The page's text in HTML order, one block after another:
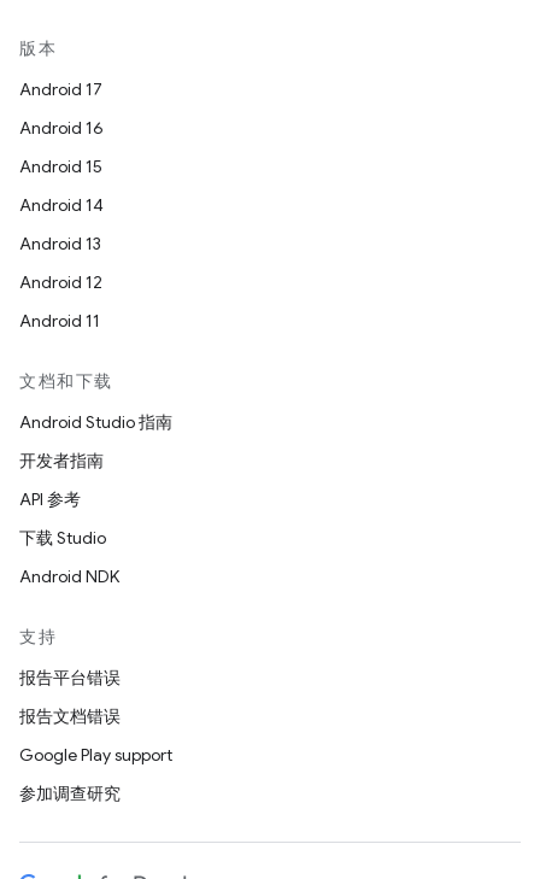
版本
Android 17
Android 16
Android 15
Android 14
Android 13
Android 12
Android 11
文档和下载
Android Studio 指南
开发者指南
API 参考
下载 Studio
Android NDK
支持
报告平台错误
报告文档错误
Google Play support
参加调查研究